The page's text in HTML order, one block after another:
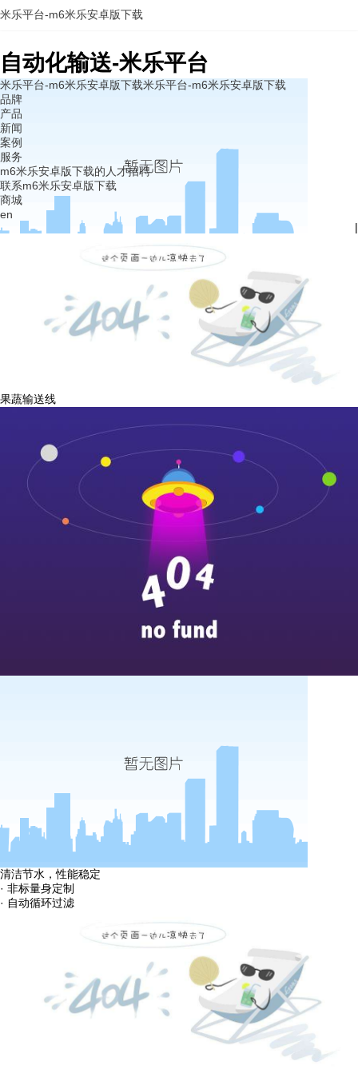
自动化输送-米乐平台
米乐平台-m6米乐安卓版下载米乐平台-m6米乐安卓版下载
品牌
产品
新闻
案例
服务
m6米乐安卓版下载的人才招聘
联系m6米乐安卓版下载
商城
en
|
米乐平台-m6米乐安卓版下载
果蔬输送线
清洁节水，性能稳定
· 非标量身定制
· 自动循环过滤